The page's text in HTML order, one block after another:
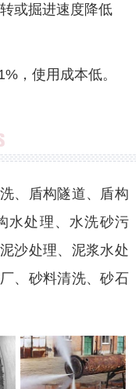
或掘进速度降低
，使用成本低。
、
盾构隧道、盾构
水处理、水洗砂污
沙处理、泥浆水处
、砂料清洗、砂石